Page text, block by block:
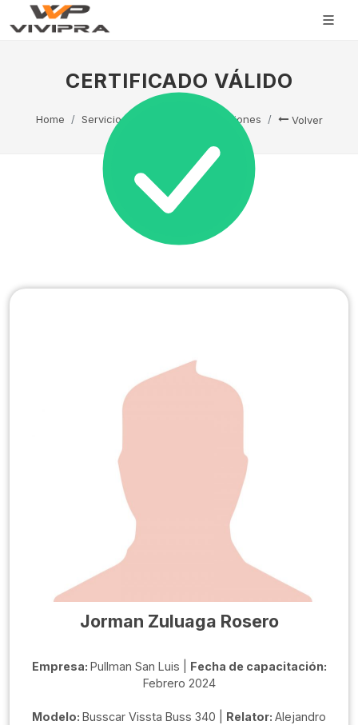
CERTIFICADO VÁLIDO
Home Servicio Técnico Capacitaciones Volver
Jorman Zuluaga Rosero
Empresa: Pullman San Luis |
Fecha de capacitación:
Febrero 2024
Modelo: Busscar Vissta Buss 340 | Relator: Alejandro